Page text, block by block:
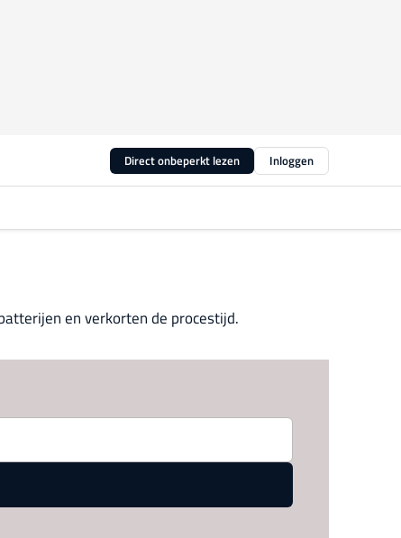
Direct onbeperkt lezen Inloggen
en verkorten de procestijd.